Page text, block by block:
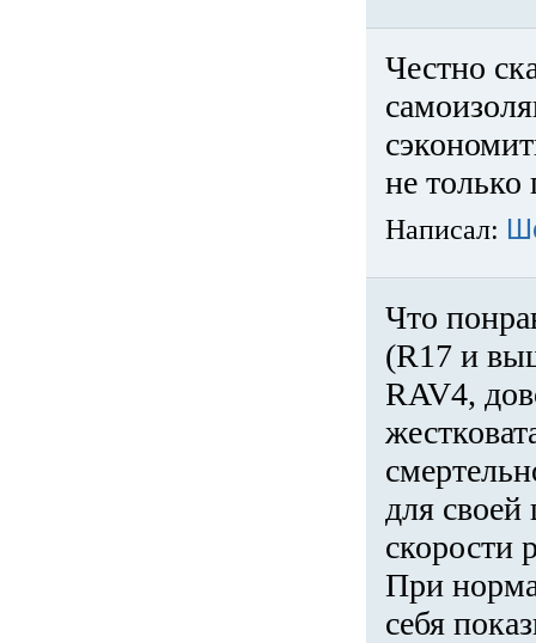
Честно
не только
Написал:
Что
(R17 и
RAV4,
для
скорости
При
себя